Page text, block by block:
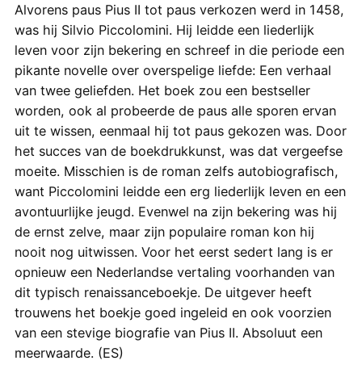
Alvorens paus Pius II tot paus verkozen werd in 1458,
was hij Silvio Piccolomini. Hij leidde een liederlijk
leven voor zijn bekering en schreef in die periode een
pikante novelle over overspelige liefde: Een verhaal
van twee geliefden. Het boek zou een bestseller
worden, ook al probeerde de paus alle sporen ervan
uit te wissen, eenmaal hij tot paus gekozen was. Door
het succes van de boekdrukkunst, was dat vergeefse
moeite. Misschien is de roman zelfs autobiografisch,
want Piccolomini leidde een erg liederlijk leven en een
avontuurlijke jeugd. Evenwel na zijn bekering was hij
de ernst zelve, maar zijn populaire roman kon hij
nooit nog uitwissen. Voor het eerst sedert lang is er
opnieuw een Nederlandse vertaling voorhanden van
dit typisch renaissanceboekje. De uitgever heeft
trouwens het boekje goed ingeleid en ook voorzien
van een stevige biografie van Pius II. Absoluut een
meerwaarde. (ES)